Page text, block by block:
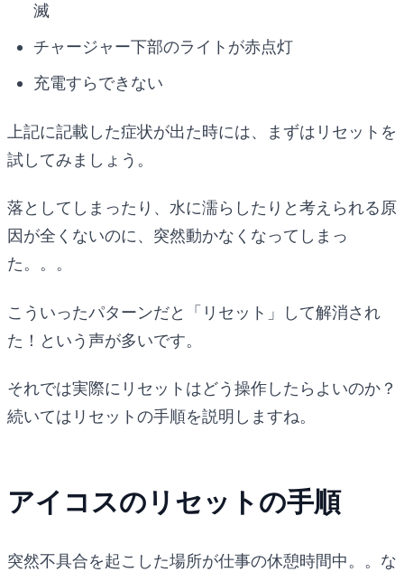
滅
チャージャー下部のライトが赤点灯
充電すらできない
上記に記載した症状が出た時には、まずはリセットを
試してみましょう。
落としてしまったり、水に濡らしたりと考えられる原
因が全くないのに、突然動かなくなってしまっ
た。。。
こういったパターンだと「リセット」して解消され
た！という声が多いです。
それでは実際にリセットはどう操作したらよいのか？
続いてはリセットの手順を説明しますね。
アイコスのリセットの手順
突然不具合を起こした場所が仕事の休憩時間中。。な